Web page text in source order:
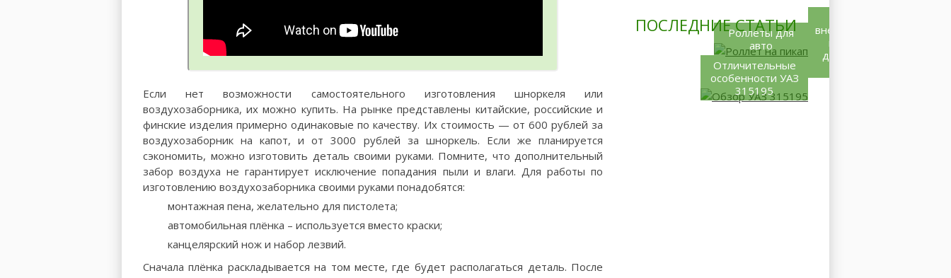
Если нет возможности самостоятельного изготовления шноркеля или
воздухозаборника, их можно купить. На рынке представлены китайские, российские и
финские изделия примерно одинаковые по качеству. Их стоимость — от 600 рублей за
воздухозаборник на капот, и от 3000 рублей за шноркель. Если же планируется
сэкономить, можно изготовить деталь своими руками. Помните, что дополнительный
забор воздуха не гарантирует исключение попадания пыли и влаги. Для работы по
изготовлению воздухозаборника своими руками понадобятся:
монтажная пена, желательно для пистолета;
автомобильная плёнка – используется вместо краски;
канцелярский нож и набор лезвий.
Сначала плёнка раскладывается на том месте, где будет располагаться деталь. После
ПОСЛЕДНИЕ СТАТЬИ
Роллеты для
авто
внедорожник
купить –
дело не из
Отличительные
особенности УАЗ
315195